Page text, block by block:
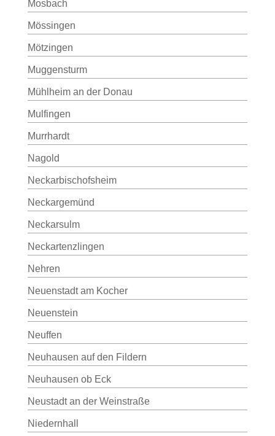
Mosbach
Mössingen
Mötzingen
Muggensturm
Mühlheim an der Donau
Mulfingen
Murrhardt
Nagold
Neckarbischofsheim
Neckargemünd
Neckarsulm
Neckartenzlingen
Nehren
Neuenstadt am Kocher
Neuenstein
Neuffen
Neuhausen auf den Fildern
Neuhausen ob Eck
Neustadt an der Weinstraße
Niedernhall